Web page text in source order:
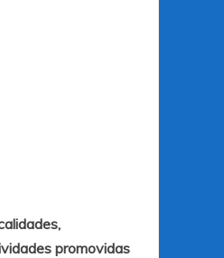
promovidas